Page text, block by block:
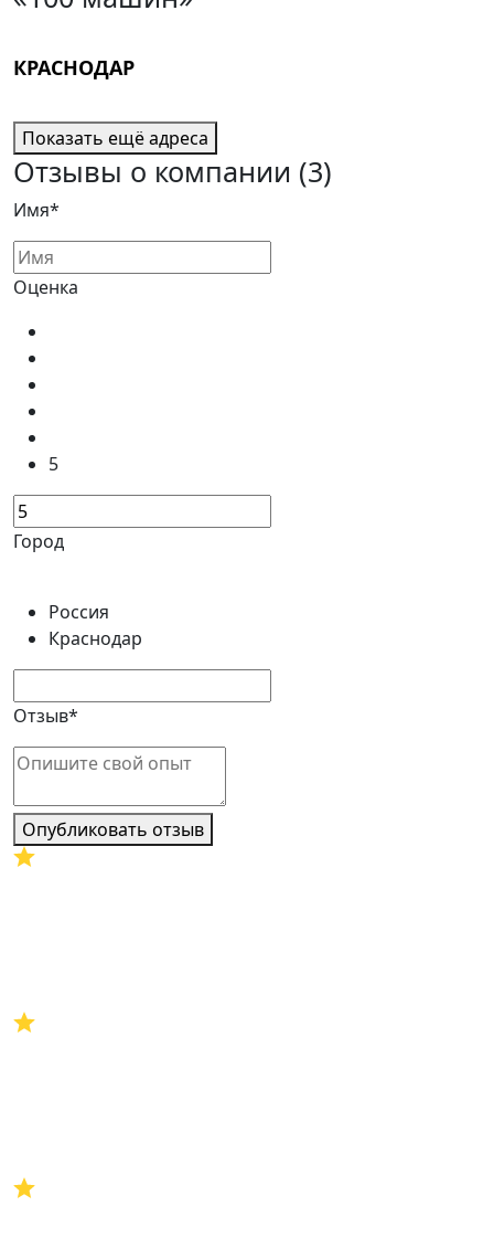
КРАСНОДАР
Показать ещё адреса
Отзывы о компании (3)
Имя*
Оценка
5
Город
Россия
Краснодар
Отзыв*
Опубликовать отзыв